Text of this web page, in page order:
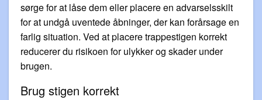
sørge for at låse dem eller placere en advarselsskilt
for at undgå uventede åbninger, der kan forårsage en
farlig situation. Ved at placere trappestigen korrekt
reducerer du risikoen for ulykker og skader under
brugen.
Brug stigen korrekt